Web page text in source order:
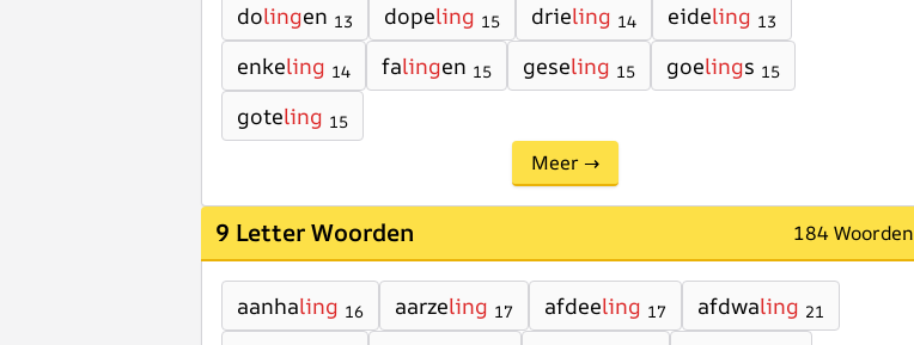
dolingen 13 dopeling 15 drieling 14 eideling 13
enkeling 14 falingen 15 geseling 15 goelings 15
goteling 15
Meer →
9 Letter Woorden 184 Woorden
aanhaling 16 aarzeling 17 afdeeling 17 afdwaling 21